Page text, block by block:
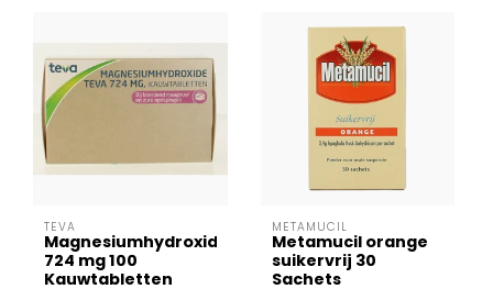
TEVA
Magnesiumhydroxide
724 mg 100
Kauwtabletten
METAMUCIL
Metamucil orange
suikervrij 30
Sachets